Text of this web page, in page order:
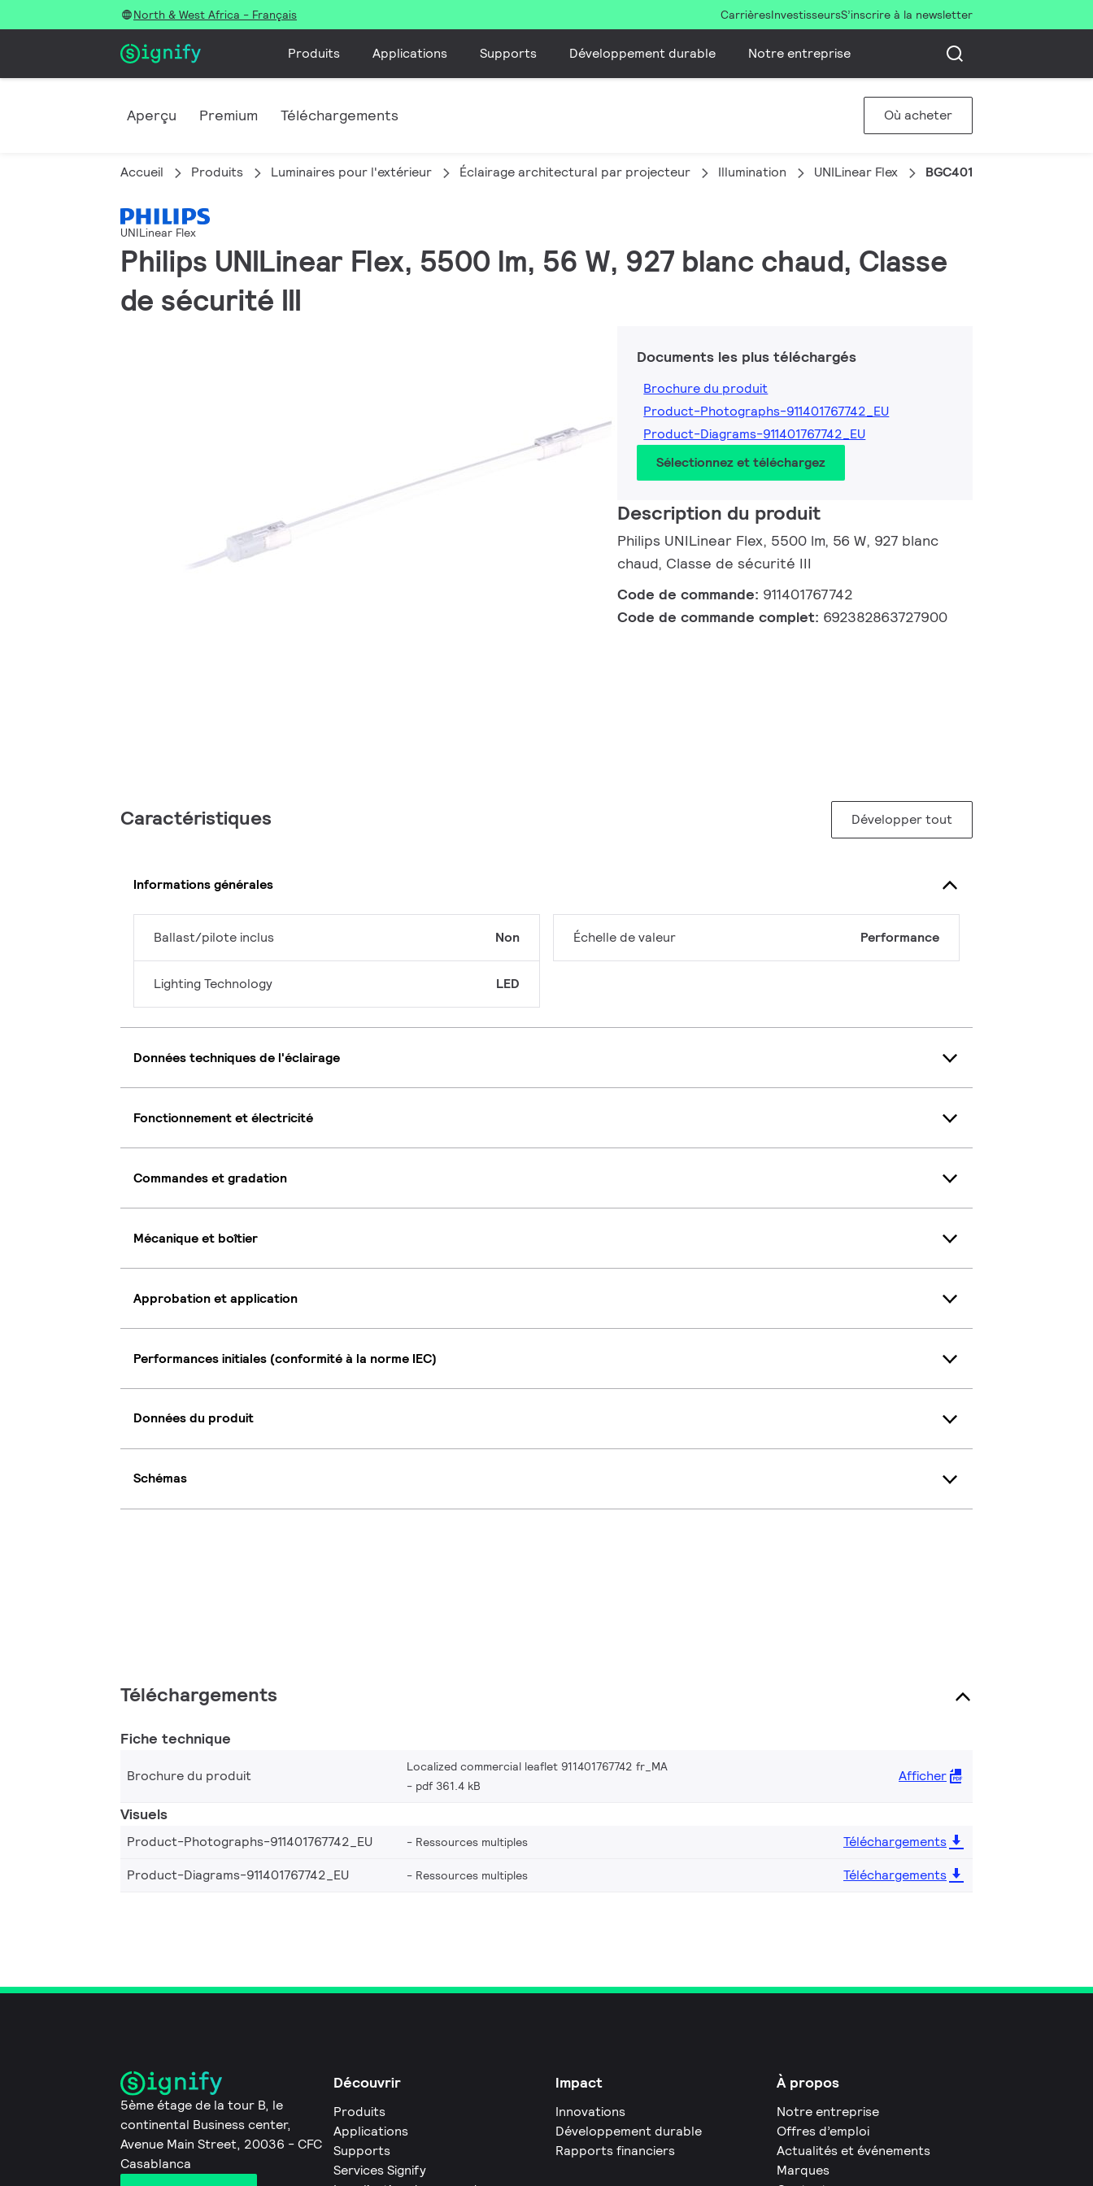
North & West Africa - Français CarrièresInvestisseursS’inscrire à la newsletter
Produits Applications Supports Développement durable Notre entreprise
Aperçu Premium Téléchargements Où acheter
Accueil Produits Luminaires pour l'extérieur Éclairage architectural par projecteur Illumination UNILinear Flex BGC401 1150LM 14W 2700K
UNILinear Flex
Philips UNILinear Flex, 5500 lm, 56 W, 927 blanc chaud, Classe
de sécurité III
Documents les plus téléchargés
Brochure du produit
Product-Photographs-911401767742_EU
Product-Diagrams-911401767742_EU
Sélectionnez et téléchargez
Description du produit
Philips UNILinear Flex, 5500 lm, 56 W, 927 blanc
chaud, Classe de sécurité III
Code de commande: 911401767742
Code de commande complet: 692382863727900
Caractéristiques Développer tout
Informations générales
Ballast/pilote inclus Non
Lighting Technology LED
Échelle de valeur Performance
Données techniques de l'éclairage
Fonctionnement et électricité
Commandes et gradation
Mécanique et boîtier
Approbation et application
Performances initiales (conformité à la norme IEC)
Données du produit
Schémas
Téléchargements
Fiche technique
Brochure du produit
Localized commercial leaflet 911401767742 fr_MA
pdf 361.4 kB
Afficher
Visuels
Product-Photographs-911401767742_EU Ressources multiples
Téléchargements
Product-Diagrams-911401767742_EU
Ressources multiples Téléchargements
5ème étage de la tour B, le
continental Business center,
Avenue Main Street, 20036 - CFC
Casablanca
Découvrir
Produits
Applications
Supports
Services Signify
Impact
Innovations
Développement durable
Rapports financiers
À propos
Notre entreprise
Offres d’emploi
Actualités et événements
Marques